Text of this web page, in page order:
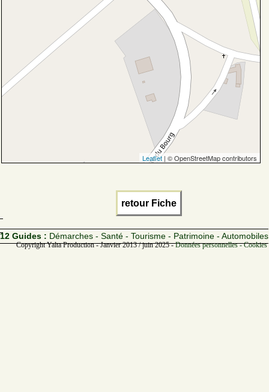
Leaflet| © OpenStreetMap contributors
retour Fiche
12 Guides : Démarches - Santé - Tourisme - Patrimoine - Automobiles
Copyright Yalta Production - Janvier 2013 / juin 2025 -Données personnelles -